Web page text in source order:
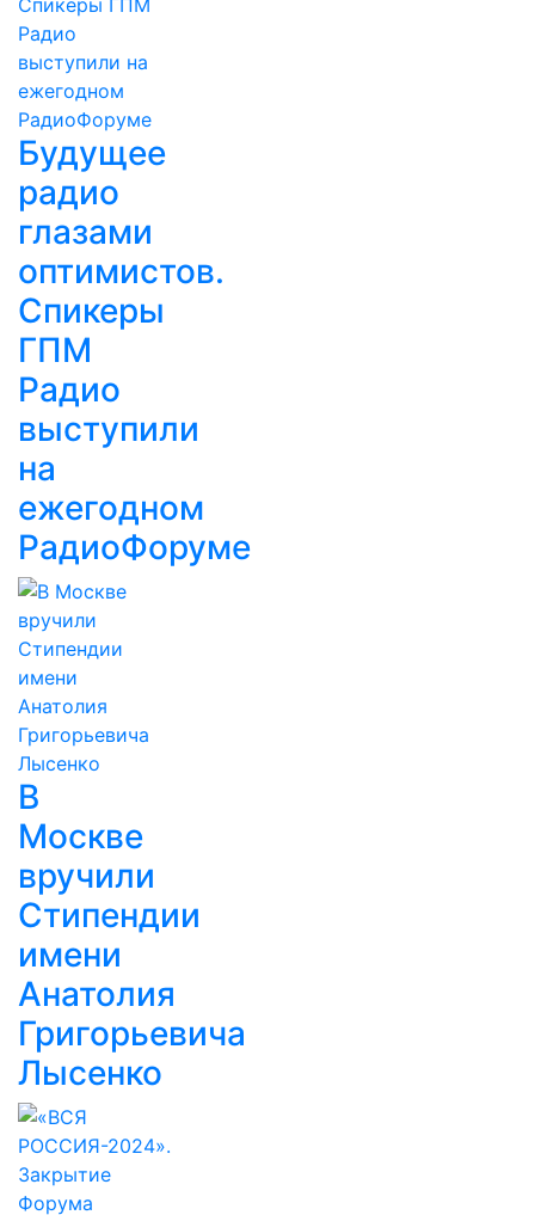
Будущее
радио
глазами
оптимистов.
Спикеры
ГПМ
Радио
выступили
на
ежегодном
РадиоФоруме
В
Москве
вручили
Стипендии
имени
Анатолия
Григорьевича
Лысенко